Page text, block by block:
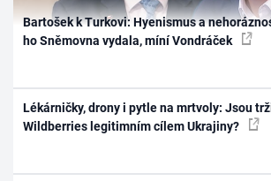
Bartošek k Turkovi: Hyenismus a
ho Sněmovna vydala, míní Vondráček
Lékárničky, drony i pytle na mrtvoly: Jsou
Wildberries legitimním cílem Ukrajiny?